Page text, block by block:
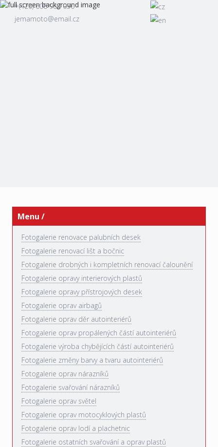
+(420) 608 983 030
jemamoto@email.cz
Menu /
Fotogalerie renovace palubních desek
Fotogalerie renovací lišt a bočnic
Fotogalerie drobných i kompletních renovací čalounění
Fotogalerie opravy interierových plastů
Fotogalerie opravy přístrojových desek
Fotogalerie oprav airbagů
Fotogalerie oprav děr autointeriérů
Fotogalerie oprav propálených částí autointeriérů
Fotogalerie výroba chybějících částí autointeriérů
Fotogalerie změny barvy a tvaru autointeriérů
Fotogalerie oprav nárazníků
Fotogalerie svařování nárazníků
Fotogalerie oprav světel
Fotogalerie oprav motocyklových plastů
Fotogalerie oprav lodí a plachetnic
Fotogalerie ostatních svařování a oprav plastů